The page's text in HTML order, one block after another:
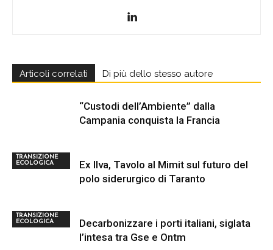
Articoli correlati Di più dello stesso autore
TRANSIZIONE
ECOLOGICA
“Custodi dell’Ambiente” dalla
Campania conquista la Francia
TRANSIZIONE
ECOLOGICA
Ex Ilva, Tavolo al Mimit sul futuro del
polo siderurgico di Taranto
Decarbonizzare i porti italiani, siglata
l’intesa tra Gse e Ontm